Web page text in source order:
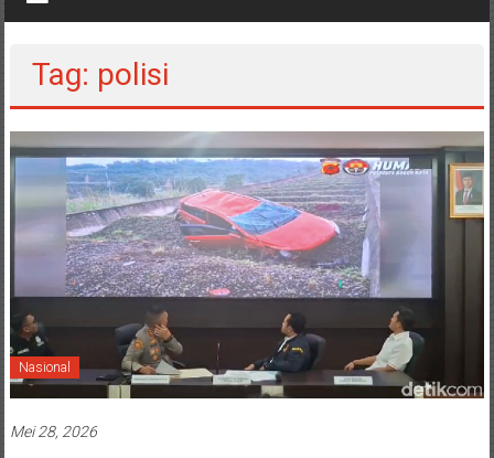
Tag: polisi
Nasional
Mei 28, 2026